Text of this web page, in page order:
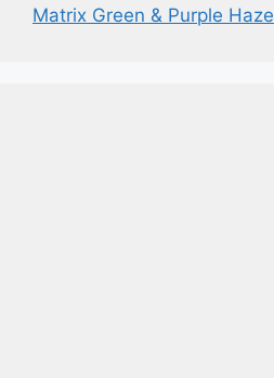
Matrix Green & Purple Haze